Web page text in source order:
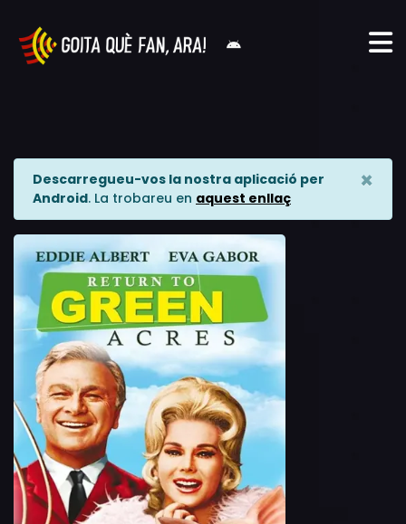
Descarregueu-vos la nostra aplicació per
Android. La trobareu en aquest enllaç
×